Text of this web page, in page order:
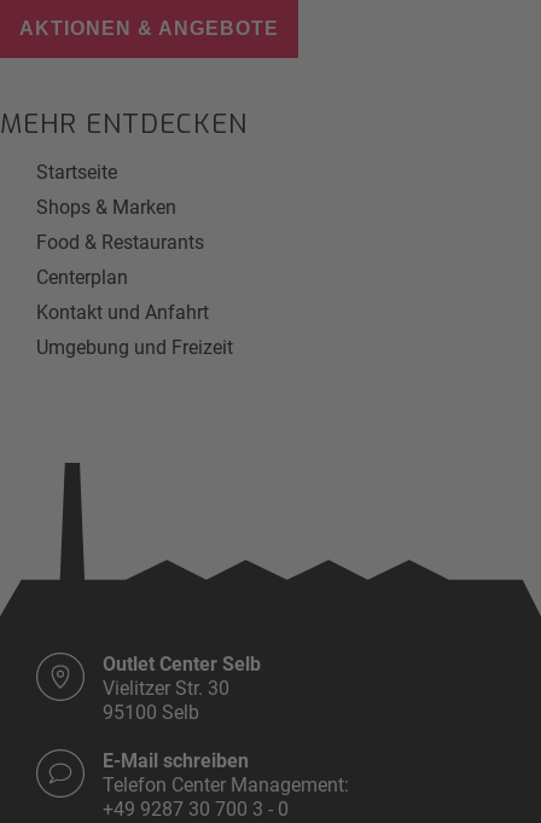
AKTIONEN & ANGEBOTE
MEHR ENTDECKEN
Startseite
Shops & Marken
Food & Restaurants
Centerplan
Kontakt und Anfahrt
Umgebung und Freizeit
Outlet Center Selb
Vielitzer Str. 30
95100 Selb
E-Mail schreiben
Telefon Center Management:
+49 9287 30 700 3 - 0